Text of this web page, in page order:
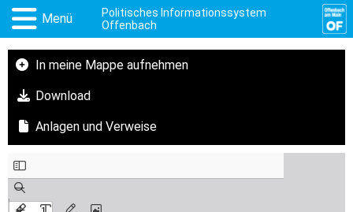
Menü
Politisches Informationssystem
Offenbach
In meine Mappe aufnehmen
Download
Anlagen und Verweise